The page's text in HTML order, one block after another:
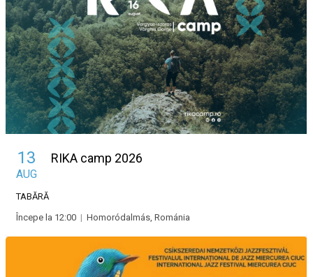
13
AUG
RIKA camp 2026
TABĂRĂ
Începe la 12:00 | Homoródalmás, Románia